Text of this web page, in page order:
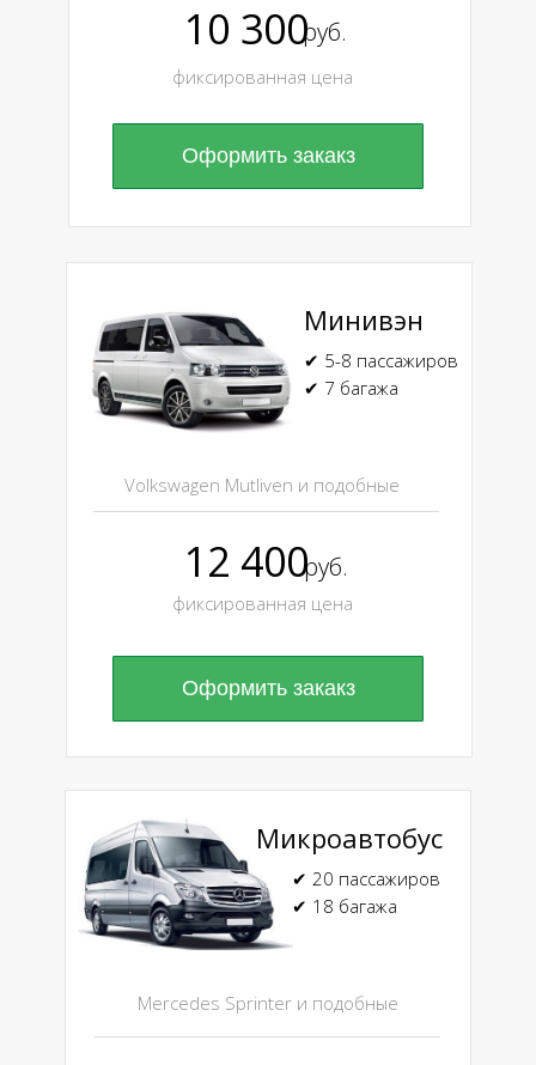
руб.
фиксированная цена
Минивэн
Volkswagen Mutliven и подобные
✔ 5-8 пассажиров
✔ 7 багажа
Микроавтобус
Mercedes Sprinter и подобные
✔ 20 пассажиров
✔ 18 багажа
Оформить закакз
Оформить закакз
руб.
10 300
12 400
фиксированная цена